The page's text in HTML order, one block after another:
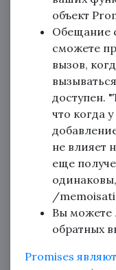
объект
Обещание
сможете
вызов,
доступен.
что когда
не влияет
еще
/
Вы можете
обратных
Promises